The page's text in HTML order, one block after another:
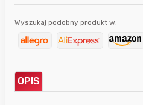
Wyszukaj podobny produkt w:
OPIS